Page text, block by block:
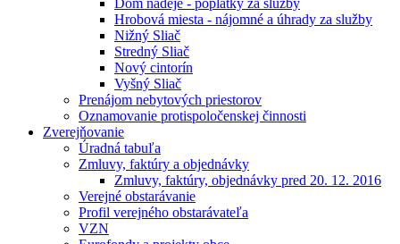
Dom nádeje - poplatky za služby
Hrobová miesta - nájomné a úhrady za služby
Nižný Sliač
Stredný Sliač
Nový cintorín
Vyšný Sliač
Prenájom nebytových priestorov
Oznamovanie protispoločenskej činnosti
Zverejňovanie
Úradná tabuľa
Zmluvy, faktúry a objednávky
Zmluvy, faktúry, objednávky pred 20. 12. 2016
Verejné obstarávanie
Profil verejného obstarávateľa
VZN